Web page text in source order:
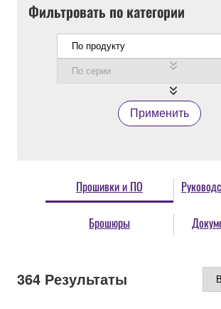
Фильтровать по категории
Применить
Прошивки и ПО
Брошюры
364 Результаты